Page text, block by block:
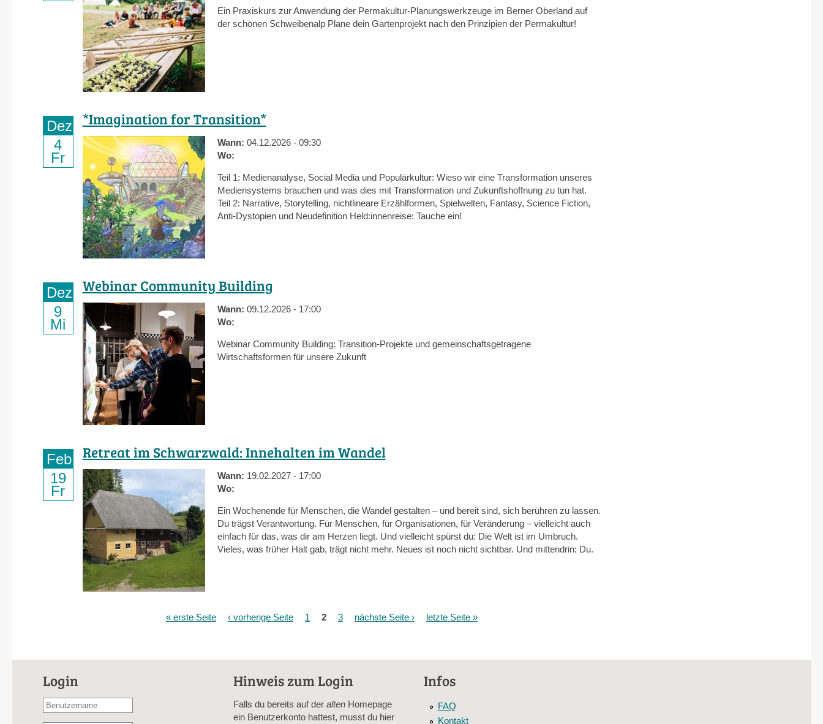
Ein Praxiskurs zur Anwendung der Permakultur-Planungswerkzeuge im Berner Oberland auf
der schönen Schweibenalp Plane dein Gartenprojekt nach den Prinzipien der Permakultur!
*Imagination for Transition*
Dez
4
Fr
Wann: 04.12.2026 - 09:30
Wo:
Teil 1: Medienanalyse, Social Media und Populärkultur: Wieso wir eine Transformation unseres
Mediensystems brauchen und was dies mit Transformation und Zukunftshoffnung zu tun hat.
Teil 2: Narrative, Storytelling, nichtlineare Erzählformen, Spielwelten, Fantasy, Science Fiction,
Anti-Dystopien und Neudefinition Held:innenreise: Tauche ein!
Webinar Community Building
Dez
9
Mi
Wann: 09.12.2026 - 17:00
Wo:
Webinar Community Building: Transition-Projekte und gemeinschaftsgetragene
Wirtschaftsformen für unsere Zukunft
Retreat im Schwarzwald: Innehalten im Wandel
Feb
19
Fr
Wann: 19.02.2027 - 17:00
Wo:
Ein Wochenende für Menschen, die Wandel gestalten – und bereit sind, sich berühren zu lassen.
Du trägst Verantwortung. Für Menschen, für Organisationen, für Veränderung – vielleicht auch
einfach für das, was dir am Herzen liegt. Und vielleicht spürst du: Die Welt ist im Umbruch.
Vieles, was früher Halt gab, trägt nicht mehr. Neues ist noch nicht sichtbar. Und mittendrin: Du.
« erste Seite ‹ vorherige Seite 1 2 3 nächste Seite › letzte Seite »
Login
Benutzername
Hinweis zum Login
Falls du bereits auf der altenHomepage
ein Benutzerkonto hattest, musst du hier
Infos
FAQ
Kontakt